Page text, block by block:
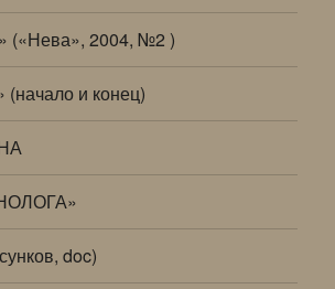
(«Нева», 2004, №2 )
и конец)
doc)